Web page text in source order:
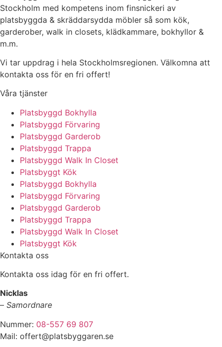
Stockholm med kompetens inom finsnickeri av
platsbyggda & skräddarsydda möbler så som kök,
garderober, walk in closets, klädkammare, bokhyllor &
m.m.
Vi tar uppdrag i hela Stockholmsregionen. Välkomna att
kontakta oss för en fri offert!
Våra tjänster
Platsbyggd Bokhylla
Platsbyggd Förvaring
Platsbyggd Garderob
Platsbyggd Trappa
Platsbyggd Walk In Closet
Platsbyggt Kök
Platsbyggd Bokhylla
Platsbyggd Förvaring
Platsbyggd Garderob
Platsbyggd Trappa
Platsbyggd Walk In Closet
Platsbyggt Kök
Kontakta oss
Kontakta oss idag för en fri offert.
Nicklas
– Samordnare
Nummer: 08-557 69 807
Mail: offert@platsbyggaren.se